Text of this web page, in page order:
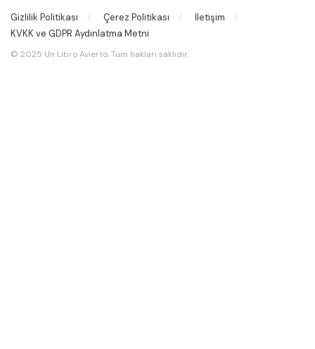
Gizlilik Politikası Çerez Politikası
İletişim
KVKK ve GDPR Aydınlatma Metni
© 2025 Un Libro Avierto. Tüm hakları saklıdır.